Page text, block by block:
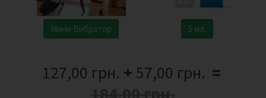
Мини Вибратор 5 мл.
127,00 грн. + 57,00 грн. =